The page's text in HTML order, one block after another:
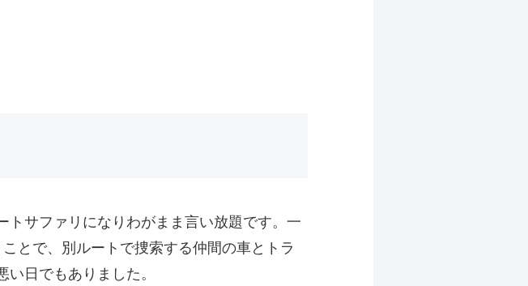
トサファリになりわがまま言い放題です。一
とで、別ルートで捜索する仲間の車とトラ
い 日でもありました。